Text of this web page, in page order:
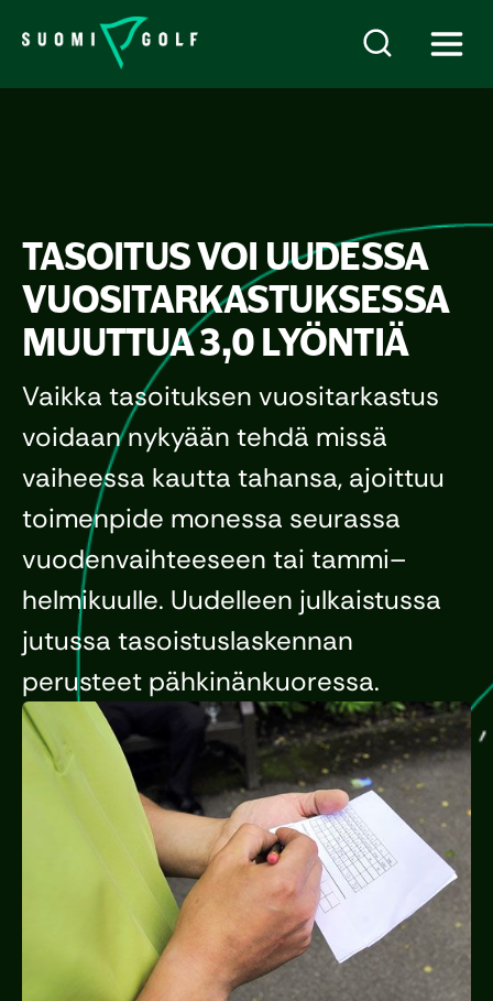
TASOITUS VOI UUDESSA
VUOSITARKASTUKSESSA
MUUTTUA 3,0 LYÖNTIÄ
Vaikka tasoituksen vuositarkastus
voidaan nykyään tehdä missä
vaiheessa kautta tahansa, ajoittuu
toimenpide monessa seurassa
vuodenvaihteeseen tai tammi–
helmikuulle. Uudelleen julkaistussa
jutussa tasoistuslaskennan
perusteet pähkinänkuoressa.